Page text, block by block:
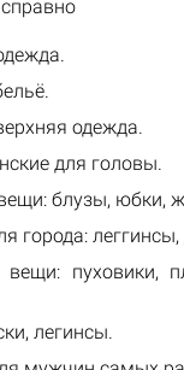
одежда.
для головы.
блузы, юбки,
города:
вещи: пуховики,
легинсы.